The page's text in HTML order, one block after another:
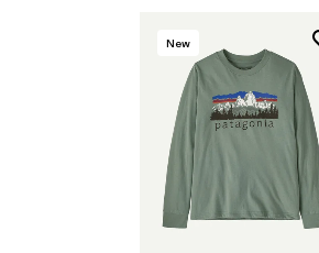
New